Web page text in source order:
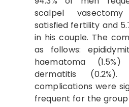
scalpel
satisfied fertility and
in his couple. The
as follows:
haematoma
dermatitis
complications were
frequent for the